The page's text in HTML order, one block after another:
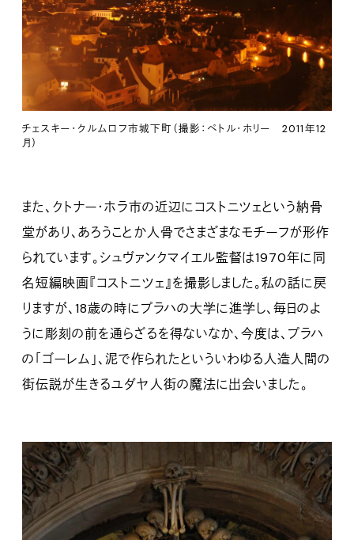
チェスキー・クルムロフ市城下町（撮影：ペトル・ホリー 2011年12
月）
また、クトナー・ホラ市の近辺にコストニツェという納骨
堂があり、あろうことか人骨でさまざまなモチーフが形作
られています。シュヴァンクマイエル監督は1970年に同
名短編映画『コストニツェ』を撮影しました。私の話に戻
りますが、18歳の時にプラハの大学に進学し、毎日のよ
うに彫刻の前を通らざるを得ないなか、今度は、プラハ
の「ゴーレム」、泥で作られたといういわゆる人造人間の
街伝説が生きるユダヤ人街の魔法に出会いました。